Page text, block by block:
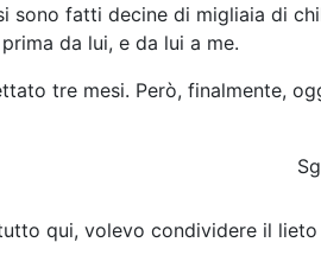
sono fatti decine di migliaia di
da lui, e da lui a me.
tre mesi. Però, finalmente,
qui, volevo condividere il lieto